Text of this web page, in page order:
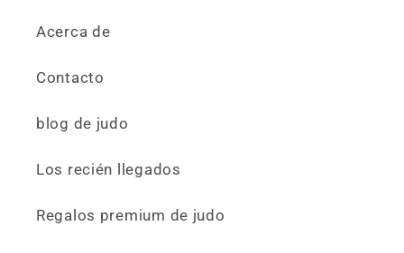
Acerca de
Contacto
blog de judo
Los recién llegados
Regalos premium de judo